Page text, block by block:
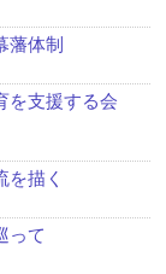
藩体制
を支援する会
を描く
って